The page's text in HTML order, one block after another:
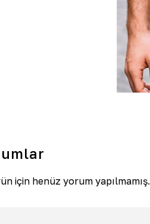
için henüz yorum yapılmamış.